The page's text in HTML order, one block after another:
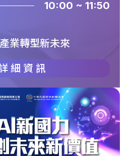
10:00 ~ 11:50
業轉型新未來
細資訊